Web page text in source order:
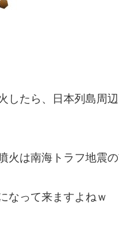
したら、日本列島周
火は南海トラフ地震
なって来ますよねｗ